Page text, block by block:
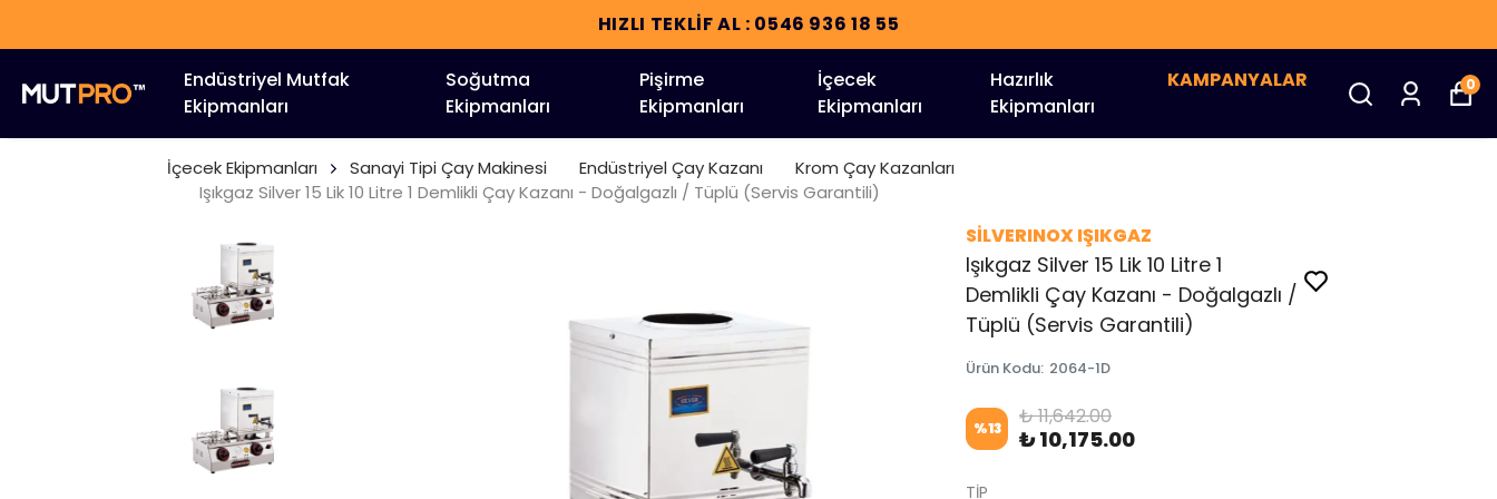
Endüstriyel Mutfak
Ekipmanları
Soğutma
Ekipmanları
Pişirme
Ekipmanları
İçecek
Ekipmanları
Hazırlık
Ekipmanları
KAMPANYALAR 0
İçecek Ekipmanları Sanayi Tipi Çay Makinesi Endüstriyel Çay Kazanı
Krom Çay Kazanları
Işıkgaz Silver 15 Lik 10 Litre 1 Demlikli Çay Kazanı - Doğalgazlı / Tüplü (Servis Garantili)
SİLVERINOX IŞIKGAZ
Işıkgaz Silver 15 Lik 10 Litre 1
Demlikli Çay Kazanı - Doğalgazlı /
Tüplü (Servis Garantili)
Ürün Kodu: 2064-1D
%13 ₺ 11,642.00
₺ 10,175.00
TİP